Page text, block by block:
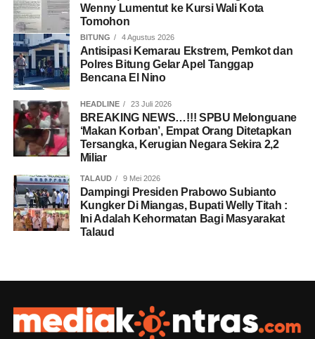
Wenny Lumentut ke Kursi Wali Kota
Tomohon
BITUNG 4 Agustus 2026
Antisipasi Kemarau Ekstrem, Pemkot dan
Polres Bitung Gelar Apel Tanggap
Bencana El Nino
HEADLINE 23 Juli 2026
BREAKING NEWS…!!! SPBU Melonguane
‘Makan Korban’, Empat Orang Ditetapkan
Tersangka, Kerugian Negara Sekira 2,2
Miliar
TALAUD 9 Mei 2026
Dampingi Presiden Prabowo Subianto
Kungker Di Miangas, Bupati Welly Titah :
Ini Adalah Kehormatan Bagi Masyarakat
Talaud